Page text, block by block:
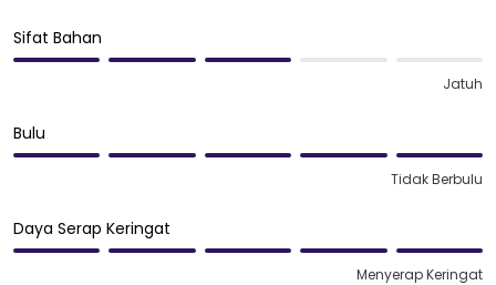
Sifat Bahan
Jatuh
Bulu
Tidak Berbulu
Daya Serap Keringat
Menyerap Keringat